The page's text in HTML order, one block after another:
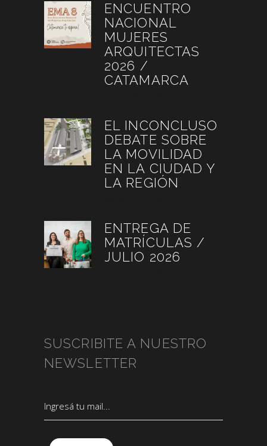
ENCUENTRO
NACIONAL
MUJERES
ARQUITECTAS
2026 /
CATAMARCA
EL INCONCLUSO
DEBATE SOBRE
LA MOVILIDAD
EN LA CIUDAD Y
LA REGIÓN
ENTREGA DE
MATRÍCULAS /
JULIO 2026
SUSCRIBITE A NUESTRO
NEWSLETTER